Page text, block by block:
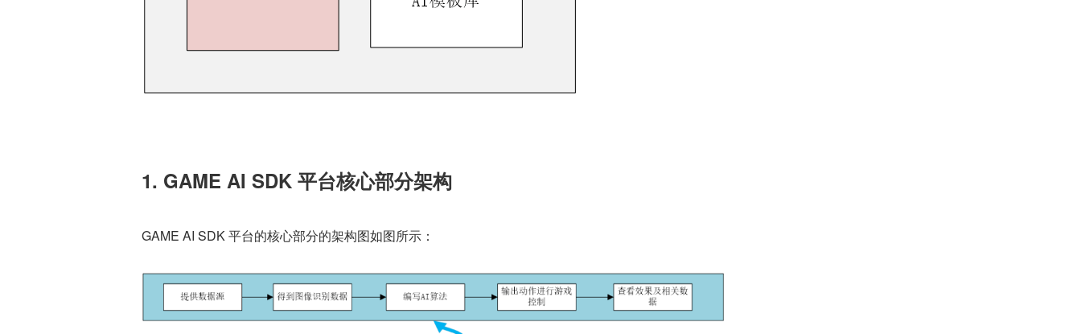
1. GAME AI SDK 平台核心部分架构
GAME AI SDK 平台的核心部分的架构图如图所示：